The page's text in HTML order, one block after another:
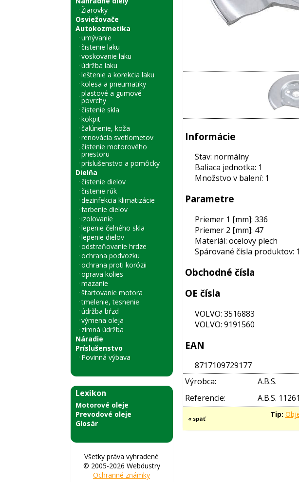
Žiarovky
Osviežovače
Autokozmetika
umývanie
čistenie laku
voskovanie laku
údržba laku
leštenie a korekcia laku
kolesa a pneumatiky
plastové a gumové
povrchy
čistenie skla
kokpit
čalúnenie, koža
renovácia svetlometov
čistenie motorového
priestoru
príslušenstvo a pomôcky
Dielňa
čistenie dielov
čistenie rúk
dezinfekcia klimatizácie
farbenie dielov
izolovanie
lepenie čelného skla
lepenie dielov
odstraňovanie hrdze
ochrana podvozku
ochrana proti korózii
oprava kolies
mazanie
štartovanie motora
tmelenie, tesnenie
údržba bŕzd
výmena oleja
zimná údržba
Náradie
Príslušenstvo
Povinná výbava
Lexikon
Motorové oleje
Prevodové oleje
Glosár
Všetky práva vyhradené
© 2005-2026 Webdustry
Ochranné známky
Informácie
Stav: normálny
Baliaca jednotka: 1
Množstvo v balení: 1
Parametre
Priemer 1 [mm]: 336
Priemer 2 [mm]: 47
Materiál: ocelovy plech
Spárované čísla produktov:
Obchodné čísla
OE čísla
VOLVO: 3516883
VOLVO: 9191560
EAN
8717109729177
Výrobca:
A.B.S.
Referencie:
A.B.S. 11261
« späť Tip: